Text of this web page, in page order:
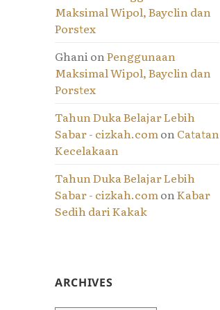
Maksimal Wipol, Bayclin dan
Porstex
GhanionPenggunaan
Maksimal Wipol, Bayclin dan
Porstex
Tahun Duka Belajar Lebih
Sabar - cizkah.comonCatatan
Kecelakaan
Tahun Duka Belajar Lebih
Sabar - cizkah.comonKabar
Sedih dari Kakak
ARCHIVES